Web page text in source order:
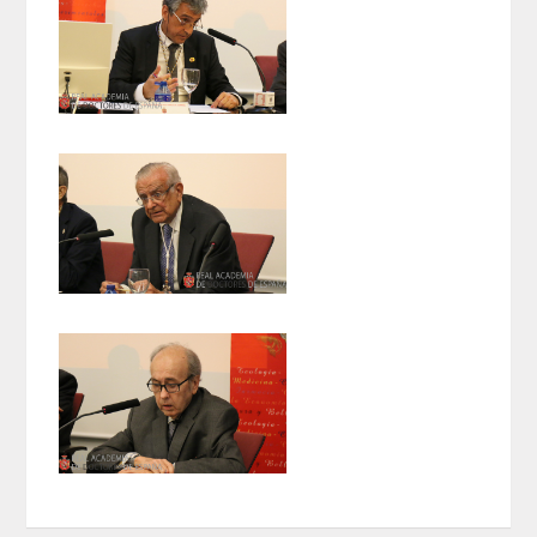
ACTIVIDADES
ACTIVIDADES REALIZADAS
2026
HISTÓRICO
VIDEOTECA
PREMIOS 2026
PUBLICACIONES